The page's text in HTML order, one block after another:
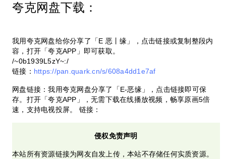
夸克网盘下载：
我用夸克网盘给你分享了「E 恶丨缘」，点击链接或复制整段内
容，打开「夸克APP」即可获取。
/~0b1939L5zY~:/
链接： https://pan.quark.cn/s/608a4dd1e7af
网盘链接：我用夸克网盘分享了「E-恶缘」，点击链接即可保
存。打开「夸克APP」，无需下载在线播放视频，畅享原画5倍
速，支持电视投屏。 链接：
侵权免责声明
本站所有资源链接为网友自发上传，本站不存储任何实质资源。